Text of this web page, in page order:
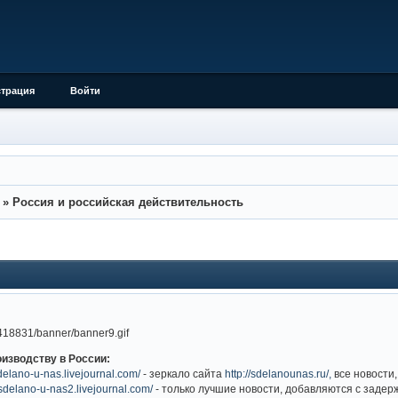
Войти
» Россия и российская действительность
в России:
u-nas.livejournal.com/- зеркало сайтаhttp://sdelanounas.ru/, все
u-nas2.livejournal.com/- только лучшие новости, добавляются с